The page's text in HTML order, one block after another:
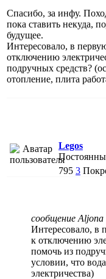
Спасибо, за инфу.
пока ставить некуда,
будущее.
Интересовало, в
отключению
подручных средств?
отопление, плита
Legos
795 3
сообщение Aljona
Интересовало, в
к отключению
помочь из
условии, что
электричества)